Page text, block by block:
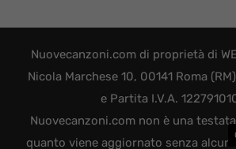
Nuovecanzoni.com di proprietà di
Nicola Marchese 10, 00141 Roma
e Partita I.V.A.
Nuovecanzoni.com non è una
quanto viene aggiornato senza